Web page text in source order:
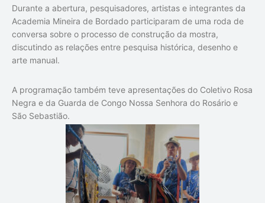
Durante a abertura, pesquisadores, artistas e integrantes da
Academia Mineira de Bordado participaram de uma roda de
conversa sobre o processo de construção da mostra,
discutindo as relações entre pesquisa histórica, desenho e
arte manual.
A programação também teve apresentações do Coletivo Rosa
Negra e da Guarda de Congo Nossa Senhora do Rosário e
São Sebastião.